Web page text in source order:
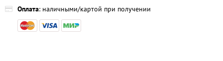
Оплата: наличными/картой при получении